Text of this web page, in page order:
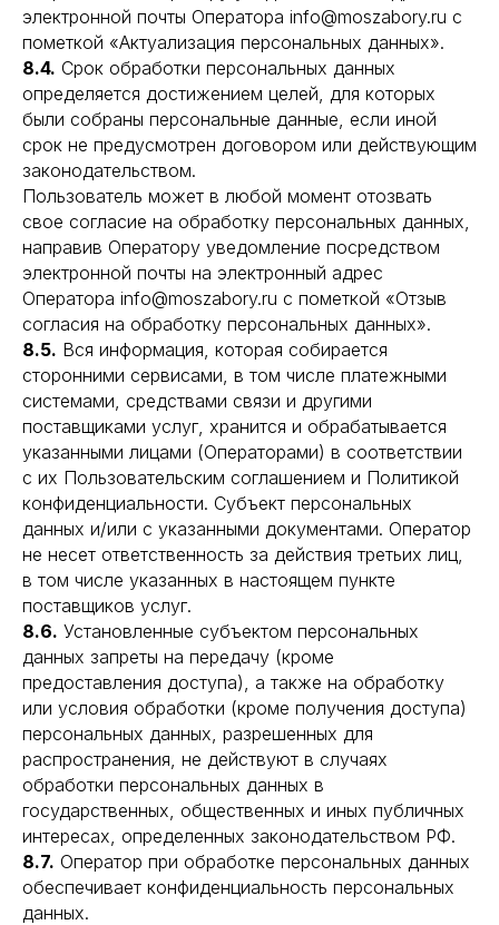
электронной почты Оператора info@moszabory.ru с
пометкой «Актуализация персональных данных».
8.4. Срок обработки персональных данных
определяется достижением целей, для которых
были собраны персональные данные, если иной
срок не предусмотрен договором или действующим
законодательством.
Пользователь может в любой момент отозвать
свое согласие на обработку персональных данных,
направив Оператору уведомление посредством
электронной почты на электронный адрес
Оператора info@moszabory.ru с пометкой «Отзыв
согласия на обработку персональных данных».
8.5. Вся информация, которая собирается
сторонними сервисами, в том числе платежными
системами, средствами связи и другими
поставщиками услуг, хранится и обрабатывается
указанными лицами (Операторами) в соответствии
с их Пользовательским соглашением и Политикой
конфиденциальности. Субъект персональных
данных и/или с указанными документами. Оператор
не несет ответственность за действия третьих лиц,
в том числе указанных в настоящем пункте
поставщиков услуг.
8.6. Установленные субъектом персональных
данных запреты на передачу (кроме
предоставления доступа), а также на обработку
или условия обработки (кроме получения доступа)
персональных данных, разрешенных для
распространения, не действуют в случаях
обработки персональных данных в
государственных, общественных и иных публичных
интересах, определенных законодательством РФ.
8.7. Оператор при обработке персональных данных
обеспечивает конфиденциальность персональных
данных.